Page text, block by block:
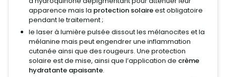
apparence mais la protection solaireest obligatoire
pendant le traitement ;
le laser à lumière pulsée dissout les mélanocites et la
mélanine mais peut engendrer une inflammation
cutanée ainsi que des rougeurs. Une protection
solaire est de mise, ainsi que l’application de crème
hydratante apaisante.